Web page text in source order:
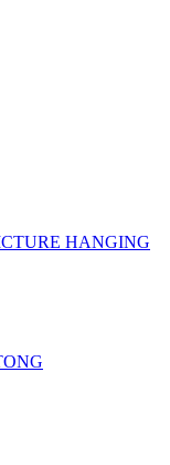
HANGING